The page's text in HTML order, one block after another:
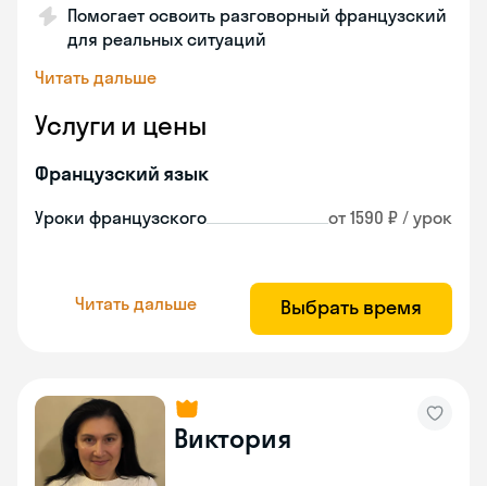
Помогает освоить разговорный французский
для реальных ситуаций
Читать дальше
Услуги и цены
Французский язык
Уроки французского от 1590 ₽ / урок
Читать дальше Выбрать время
Виктория